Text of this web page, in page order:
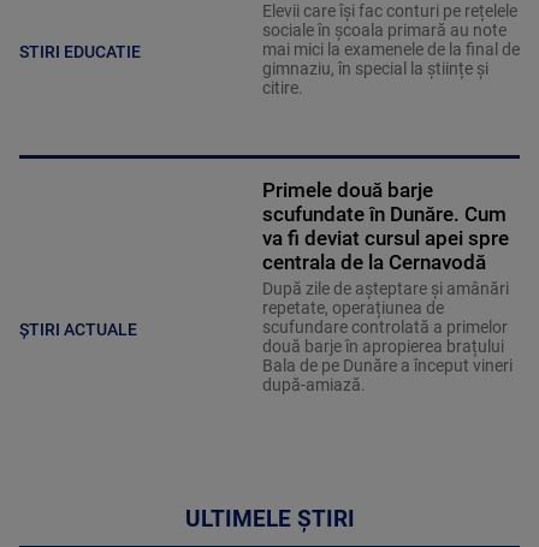
STIRI EDUCATIE
Elevii care îşi fac conturi pe rețelele
sociale în școala primară au note
mai mici la examenele de la final de
gimnaziu, în special la științe și
citire.
ȘTIRI ACTUALE
Primele două barje
scufundate în Dunăre. Cum
va fi deviat cursul apei spre
centrala de la Cernavodă
După zile de așteptare și amânări
repetate, operațiunea de
scufundare controlată a primelor
două barje în apropierea brațului
Bala de pe Dunăre a început vineri
după-amiază.
ULTIMELE ȘTIRI